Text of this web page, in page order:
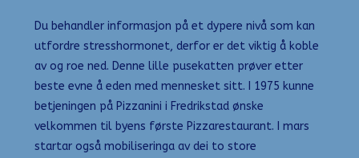
Du behandler informasjon på et dypere nivå som kan
utfordre stresshormonet, derfor er det viktig å koble
av og roe ned. Denne lille pusekatten prøver etter
beste evne å eden med mennesket sitt. I 1975 kunne
betjeningen på Pizzanini i Fredrikstad ønske
velkommen til byens første Pizzarestaurant. I mars
startar også mobiliseringa av dei to store